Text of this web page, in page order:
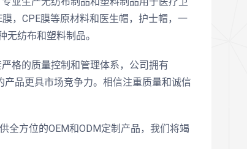
，CPE膜等原材料和医生帽，护士帽，一
纺布和塑料制品。
格的质量控制和管理体系，公司拥有
品更具市场竞争力。相信注重质量和诚信
全方位的OEM和ODM定制产品，我们将竭